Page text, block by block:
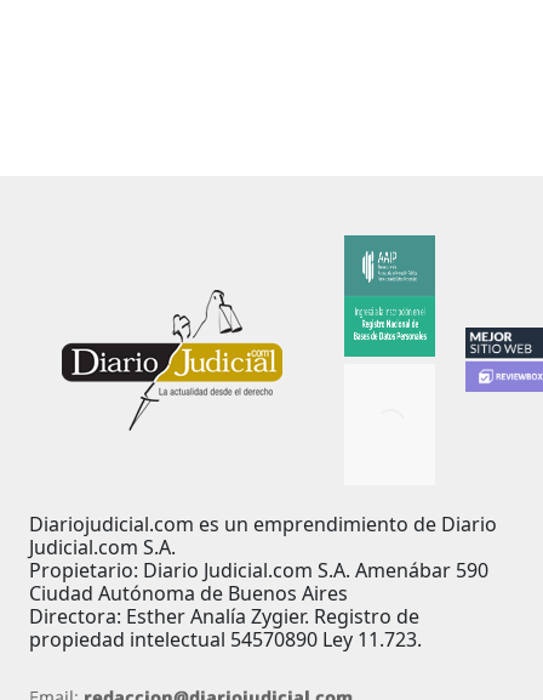
Diariojudicial.com es un emprendimiento de Diario
Judicial.com S.A.
Propietario: Diario Judicial.com S.A. Amenábar 590
Ciudad Autónoma de Buenos Aires
Directora: Esther Analía Zygier. Registro de
propiedad intelectual 54570890 Ley 11.723.